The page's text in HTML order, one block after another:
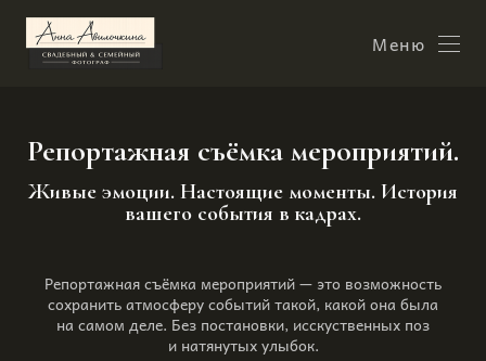
Меню
Репортажная съёмка мероприятий.
Живые эмоции. Настоящие моменты. История
вашего события в кадрах.
Репортажная съёмка мероприятий — это возможность
сохранить атмосферу событий такой, какой она была
на самом деле. Без постановки, исскуственных поз
и натянутых улыбок.